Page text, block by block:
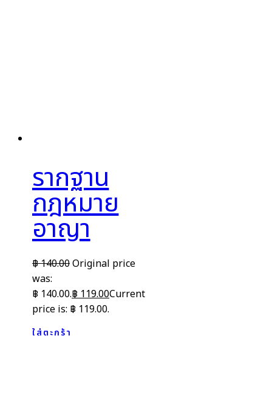
รากฐาน
กฎหมาย
อาญา
฿140.00Original price
was:
฿ 140.00.฿119.00Current
price is: ฿ 119.00.
ใส่ตะกร้า